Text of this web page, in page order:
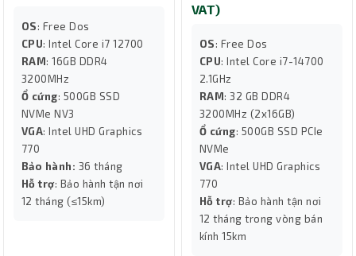
OS: Free Dos
CPU: Intel Core i7 12700
RAM: 16GB DDR4
3200MHz
Ổ cứng: 500GB SSD
NVMe NV3
VGA: Intel UHD Graphics
770
Bảo hành: 36 tháng
Hỗ trợ: Bảo hành tận nơi
12 tháng (≤15km)
VAT)
OS: Free Dos
CPU: Intel Core i7-14700
2.1GHz
RAM: 32 GB DDR4
3200MHz (2x16GB)
Ổ cứng: 500GB SSD PCIe
NVMe
VGA: Intel UHD Graphics
770
Hỗ trợ: Bảo hành tận nơi
12 tháng trong vòng bán
kính 15km